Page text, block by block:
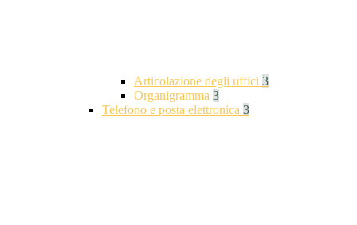
Articolazione degli uffici 3
Organigramma 3
Telefono e posta elettronica 3